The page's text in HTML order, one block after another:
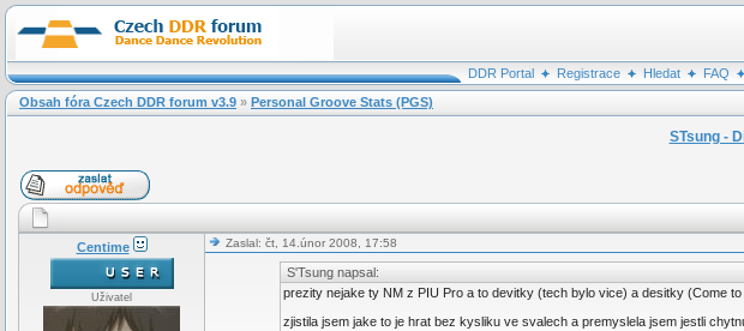
DDR Portal Registrace Hledat FAQ
Obsah fóra Czech DDR forum v3.9 » Personal Groove Stats (PGS)
STsung -
Centime
Uživatel
Zaslal: čt, 14.únor 2008, 17:58
S'Tsung napsal:
prezity nejake ty NM z PIU Pro a to devitky (tech bylo vice) a desitky (Come to
zjistila jsem jake to je hrat bez kysliku ve svalech a premyslela jsem jestli